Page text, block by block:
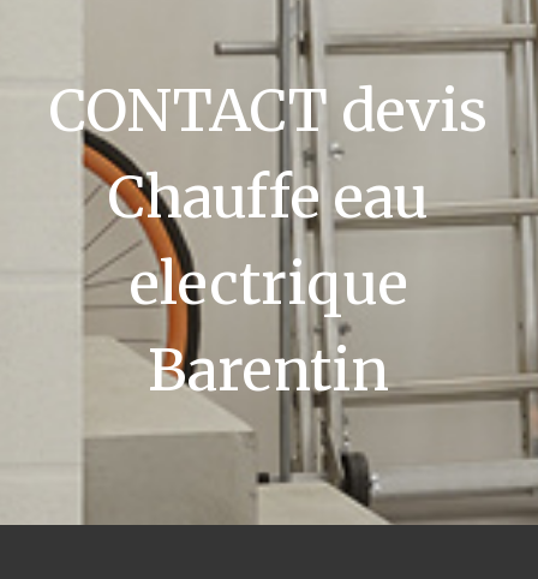
CONTACT devis
Chauffe eau
electrique
Barentin